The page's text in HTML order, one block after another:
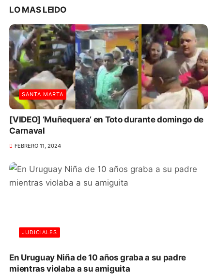
LO MAS LEIDO
SANTA MARTA
[VIDEO] ‘Muñequera’ en Toto durante domingo de
Carnaval
FEBRERO 11, 2024
JUDICIALES
En Uruguay Niña de 10 años graba a su padre
mientras violaba a su amiguita